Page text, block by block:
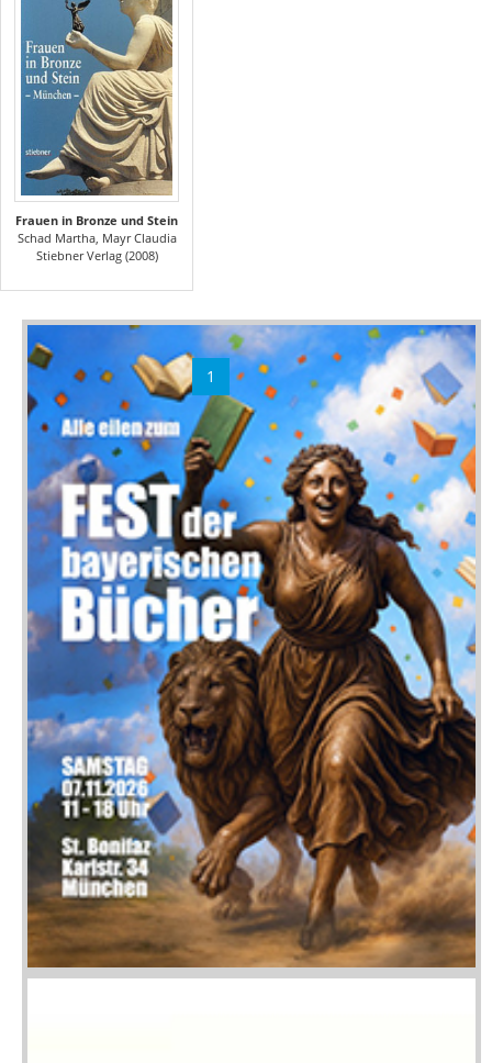
Frauen in Bronze und Stein
Schad Martha, Mayr Claudia
Stiebner Verlag (2008)
1 2 »